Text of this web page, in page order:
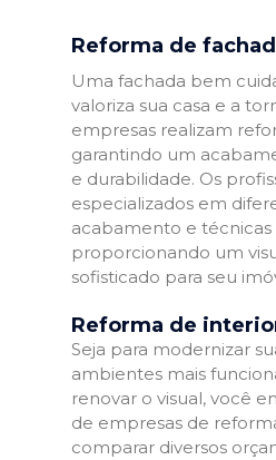
Reforma de
Uma fachada bem
valoriza sua casa e a
empresas realizam
garantindo um
e durabilidade. Os
especializados em
acabamento e técnicas
proporcionando um
sofisticado para seu
Reforma de
Seja para modernizar
ambientes mais
renovar o visual, você
de empresas de
comparar diversos